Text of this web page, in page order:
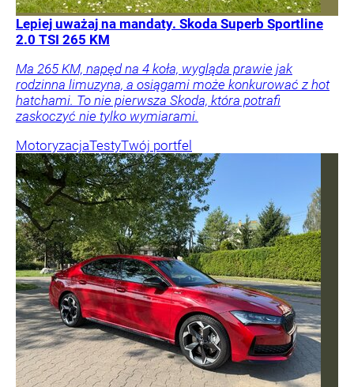
Lepiej uważaj na mandaty. Skoda Superb Sportline
2.0 TSI 265 KM
Ma 265 KM, napęd na 4 koła, wygląda prawie jak
rodzinna limuzyna, a osiągami może konkurować z hot
hatchami. To nie pierwsza Skoda, która potrafi
zaskoczyć nie tylko wymiarami.
MotoryzacjaTestyTwój portfel